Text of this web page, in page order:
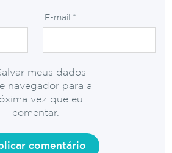
E-mail *
meus dados
navegador para a
vez que eu
comentar.